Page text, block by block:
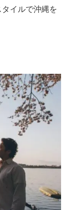
イルで沖縄を